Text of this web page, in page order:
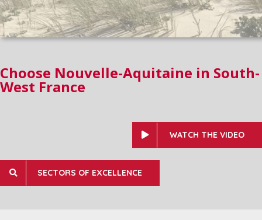
Choose Nouvelle-Aquitaine in South-
West France
WATCH THE VIDEO
SECTORS OF EXCELLENCE